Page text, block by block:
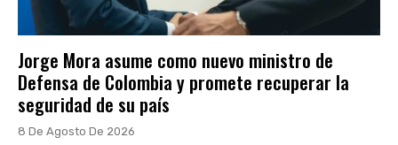
Jorge Mora asume como nuevo ministro de
Defensa de Colombia y promete recuperar la
seguridad de su país
8 De Agosto De 2026